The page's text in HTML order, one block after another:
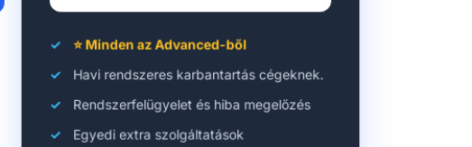
⭐ Minden az Advanced-ből
Havi rendszeres karbantartás cégeknek.
Rendszerfelügyelet és hiba megelőzés
Egyedi extra szolgáltatások